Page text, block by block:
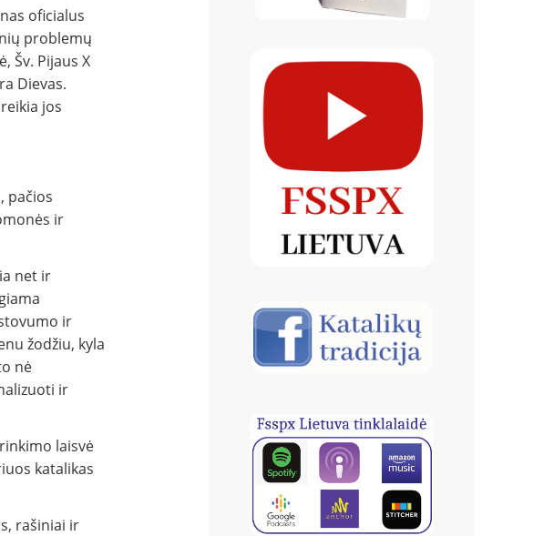
oficialus
problemų
Šv. Pijaus X
Dievas.
jos
pačios
ir
net ir
ir
žodžiu, kyla
nė
ir
laisvė
katalikas
rašiniai ir